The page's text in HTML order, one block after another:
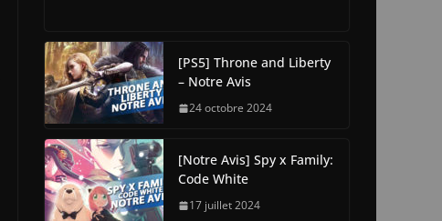
[PS5] Throne and Liberty
– Notre Avis
24 octobre 2024
[Notre Avis] Spy x Family:
Code White
17 juillet 2024